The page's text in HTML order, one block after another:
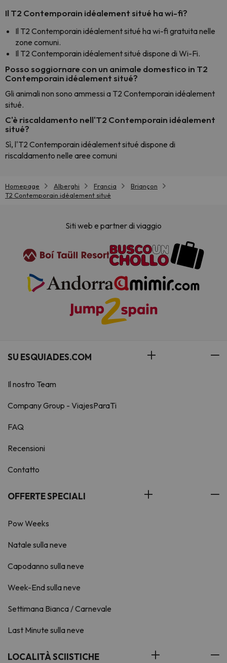
Il T2 Contemporain idéalement situé ha wi-fi?
Il T2 Contemporain idéalement situé ha wi-fi gratuita nelle
zone comuni.
Il T2 Contemporain idéalement situé dispone di Wi-Fi.
Posso soggiornare con un animale domestico in T2
Contemporain idéalement situé?
Gli animali non sono ammessi a T2 Contemporain idéalement
situé.
C'è riscaldamento nell'T2 Contemporain idéalement
situé?
Sì, l'T2 Contemporain idéalement situé dispone di
riscaldamento nelle aree comuni
Homepage Alberghi Francia
Briançon
T2 Contemporain idéalement situé
Siti web e partner di viaggio
SU ESQUIADES.COM
Il nostro Team
Company Group - ViajesParaTi
FAQ
Recensioni
Contatto
OFFERTE SPECIALI
Pow Weeks
Natale sulla neve
Capodanno sulla neve
Week-End sulla neve
Settimana Bianca / Carnevale
Last Minute sulla neve
LOCALITÀ SCIISTICHE